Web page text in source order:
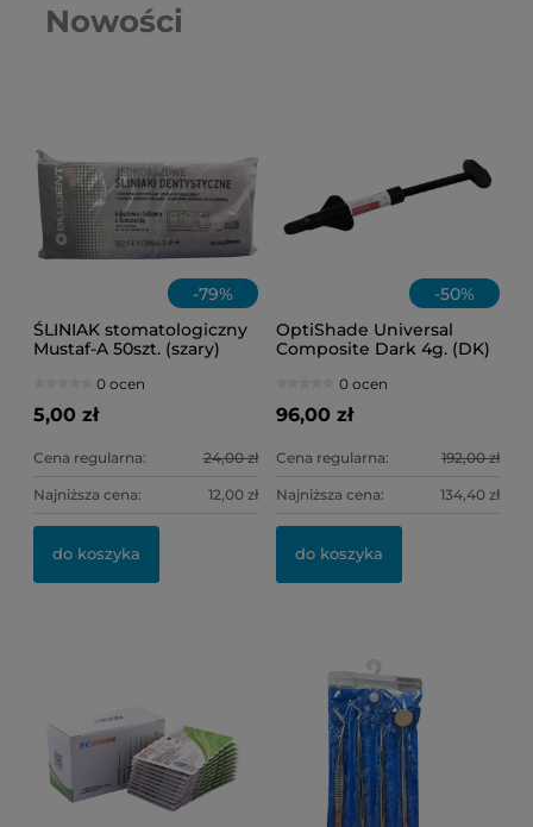
Nowości
-79%
ŚLINIAK stomatologiczny
Mustaf-A 50szt. (szary)
0 ocen
5,00 zł
Cena regularna: 24,00 zł
Najniższa cena: 12,00 zł
do koszyka
-50%
OptiShade Universal
Composite Dark 4g. (DK)
0 ocen
96,00 zł
Cena regularna: 192,00 zł
Najniższa cena: 134,40 zł
do koszyka